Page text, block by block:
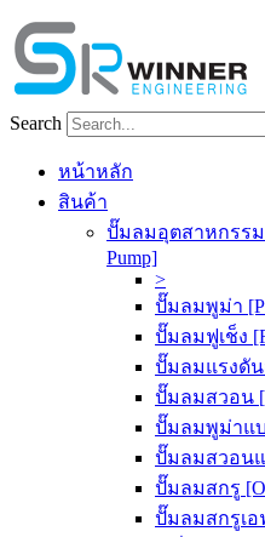
Skip
to
content
Search
หน้าหลัก
สินค้า
ปั๊มลมอุตสาหกรรม
Pump]
>
ปั๊มลมพูม่า
ปั๊มลมฟูเช็ง
ปั๊มลมแรงดัน
ปั๊มลมสวอน
ปั๊มลมพูม่าแบ
ปั๊มลมสวอนแ
ปั๊มลมสกรู
ปั๊มลมสกรูเอ